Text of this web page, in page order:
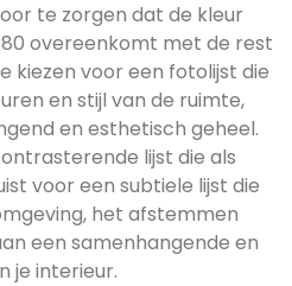
te zorgen dat de kleur
overeenkomt met de rest
kiezen voor een fotolijst die
en stijl van de ruimte,
en esthetisch geheel.
lijst die als
voor een subtiele lijst die
het afstemmen
een samenhangende en
je interieur.